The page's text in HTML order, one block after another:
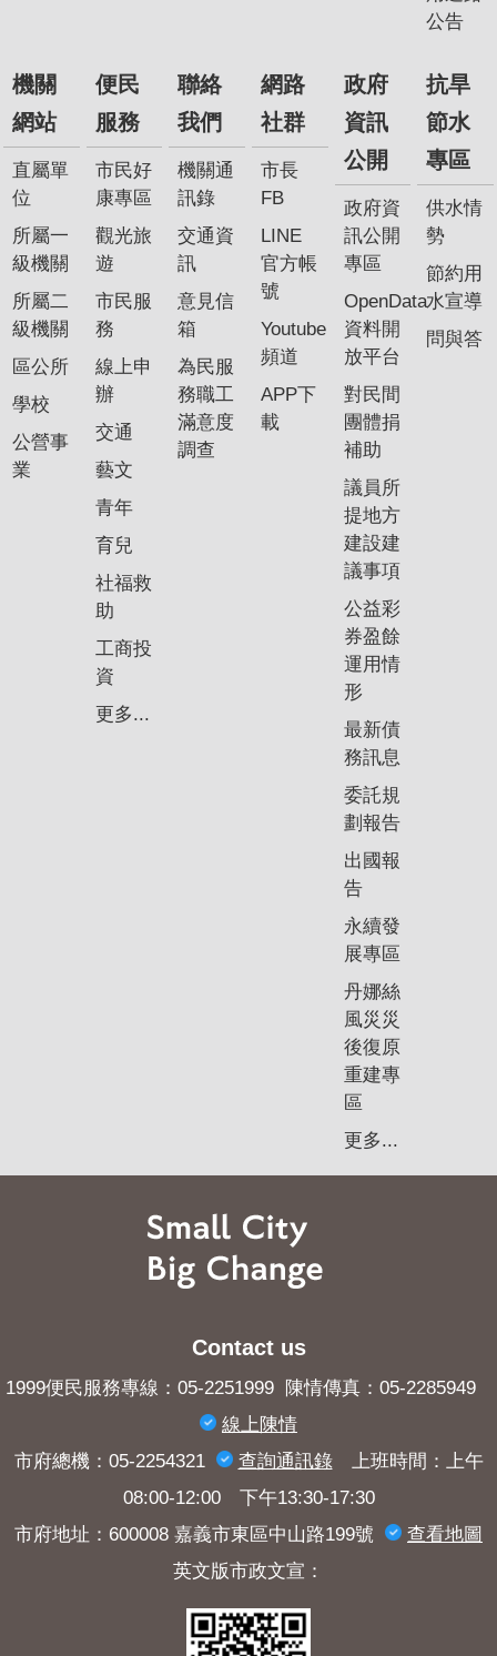
公告
機關
網站
直屬單
位
所屬一
級機關
所屬二
級機關
區公所
學校
公營事
業
便民
服務
市民好
康專區
觀光旅
遊
市民服
務
線上申
辦
交通
藝文
青年
育兒
社福救
助
工商投
資
更多...
聯絡
我們
機關通
訊錄
交通資
訊
意見信
箱
為民服
務職工
滿意度
調查
網路
社群
市長
FB
LINE
官方帳
號
Youtube
頻道
APP下
載
政府
資訊
公開
政府資
訊公開
專區
OpenData
資料開
放平台
對民間
團體捐
補助
議員所
提地方
建設建
議事項
公益彩
券盈餘
運用情
形
最新債
務訊息
委託規
劃報告
出國報
告
永續發
展專區
丹娜絲
風災災
後復原
重建專
區
更多...
抗旱
節水
專區
供水情
勢
節約用
水宣導
問與答
Contact us
1999便民服務專線：05-2251999 陳情傳真：05-2285949
線上陳情
市府總機：05-2254321
查詢​通訊錄上班時間：上午
08:00-12:00 下午13:30-17:30
市府地址：600008 嘉義市東區中山路199號
查看地圖
英文版市政文宣：